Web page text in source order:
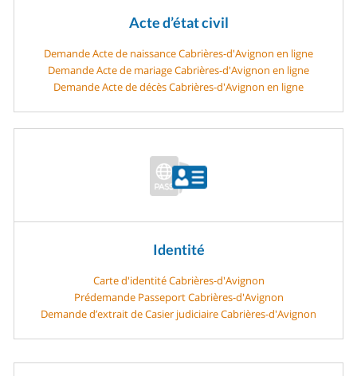
Acte d’état civil
Demande Acte de naissance Cabrières-d'Avignon en ligne
Demande Acte de mariage Cabrières-d'Avignon en ligne
Demande Acte de décès Cabrières-d'Avignon en ligne
Identité
Carte d'identité Cabrières-d'Avignon
Prédemande Passeport Cabrières-d'Avignon
Demande d’extrait de Casier judiciaire Cabrières-d'Avignon